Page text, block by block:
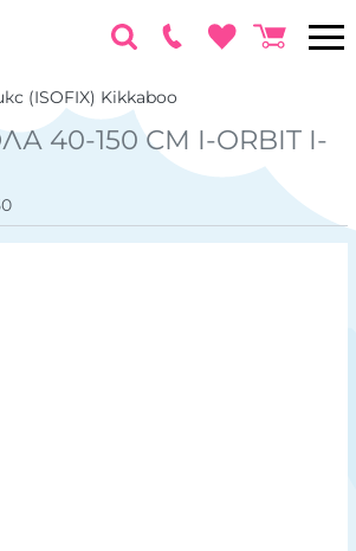
(ISOFIX) Kikkaboo
40-150 СМ I-ORBIT I-